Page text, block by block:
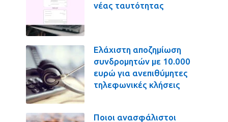
νέας ταυτότητας
Ελάχιστη αποζημίωση
συνδρομητών με 10.000
ευρώ για ανεπιθύμητες
τηλεφωνικές κλήσεις
Ποιοι ανασφάλιστοι